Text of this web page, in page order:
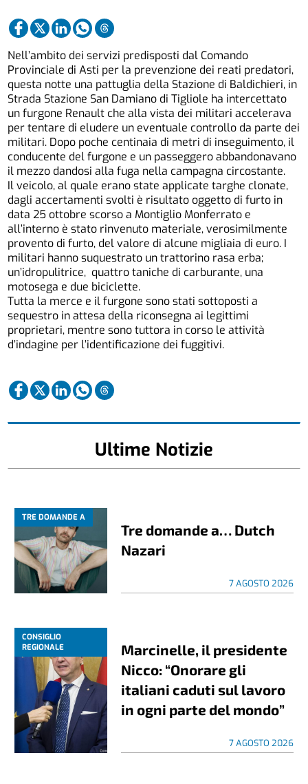
Nell’ambito dei servizi predisposti dal Comando
Provinciale di Asti per la prevenzione dei reati predatori,
questa notte una pattuglia della Stazione di Baldichieri, in
Strada Stazione San Damiano di Tigliole ha intercettato
un furgone Renault che alla vista dei militari accelerava
per tentare di eludere un eventuale controllo da parte dei
militari. Dopo poche centinaia di metri di inseguimento, il
conducente del furgone e un passeggero abbandonavano
il mezzo dandosi alla fuga nella campagna circostante.
Il veicolo, al quale erano state applicate targhe clonate,
dagli accertamenti svolti è risultato oggetto di furto in
data 25 ottobre scorso a Montiglio Monferrato e
all’interno è stato rinvenuto materiale, verosimilmente
provento di furto, del valore di alcune migliaia di euro. I
militari hanno suquestrato un trattorino rasa erba;
un’idropulitrice, quattro taniche di carburante, una
motosega e due biciclette.
Tutta la merce e il furgone sono stati sottoposti a
sequestro in attesa della riconsegna ai legittimi
proprietari, mentre sono tuttora in corso le attività
d’indagine per l’identificazione dei fuggitivi.
Ultime Notizie
TRE DOMANDE A
Tre domande a… Dutch
Nazari
7 AGOSTO 2026
CONSIGLIO
REGIONALE
Marcinelle, il presidente
Nicco: “Onorare gli
italiani caduti sul lavoro
in ogni parte del mondo”
7 AGOSTO 2026